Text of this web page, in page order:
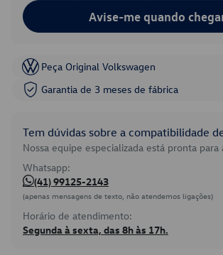
Avise-me quando
Peça Original Volkswagen
Garantia de 3 meses de fábrica
Tem dúvidas sobre a compatibilidade
Nossa equipe especializada está pronta para
Whatsapp:
(41) 99125-2143
(apenas mensagens de texto, não atendemos ligações)
Horário de atendimento:
Segunda à sexta, das 8h às 17h.